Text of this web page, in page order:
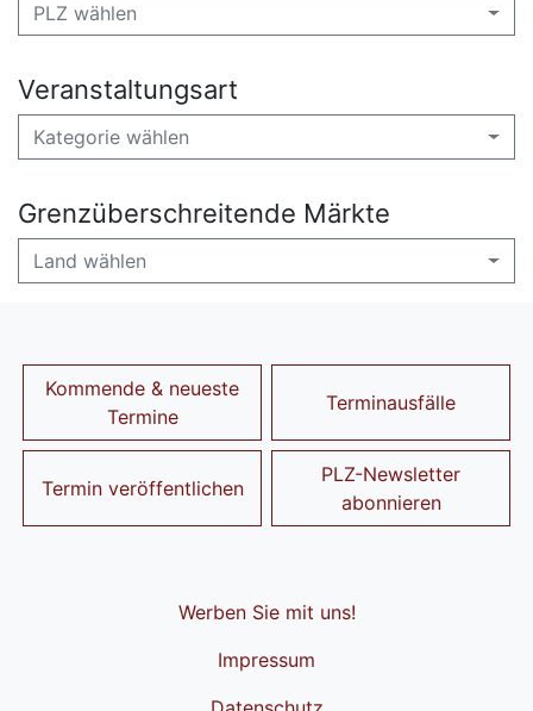
PLZ wählen
Veranstaltungsart
Kategorie wählen
Grenzüberschreitende Märkte
Land wählen
Kommende & neueste
Termine
Terminausfälle
Termin veröffentlichen
PLZ-Newsletter
abonnieren
Werben Sie mit uns!
Impressum